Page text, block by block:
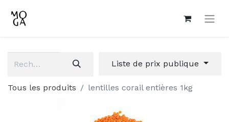
Liste de prix publique
Tous les produits lentilles corail entières 1kg